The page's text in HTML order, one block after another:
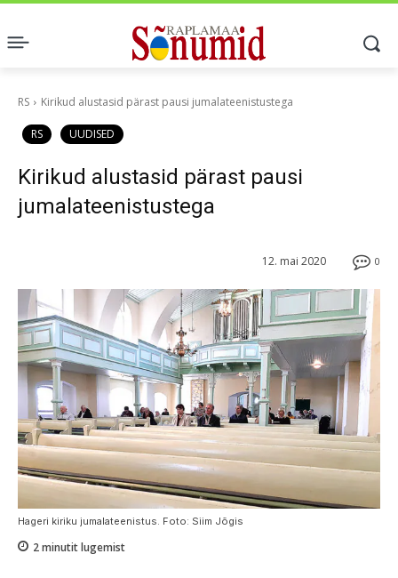
RS Kirikud alustasid pärast pausi jumalateenistustega
RS UUDISED
Kirikud alustasid pärast pausi
jumalateenistustega
0
12. mai 2020
Hageri kiriku jumalateenistus. Foto: Siim Jõgis
2minutit lugemist